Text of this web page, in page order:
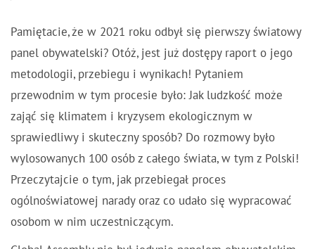
Pamiętacie, że w 2021 roku odbył się pierwszy światowy
panel obywatelski? Otóż, jest już dostępy raport o jego
metodologii, przebiegu i wynikach! Pytaniem
przewodnim w tym procesie było: Jak ludzkość może
zająć się klimatem i kryzysem ekologicznym w
sprawiedliwy i skuteczny sposób? Do rozmowy było
wylosowanych 100 osób z całego świata, w tym z Polski!
Przeczytajcie o tym, jak przebiegał proces
ogólnoświatowej narady oraz co udało się wypracować
osobom w nim uczestniczącym.